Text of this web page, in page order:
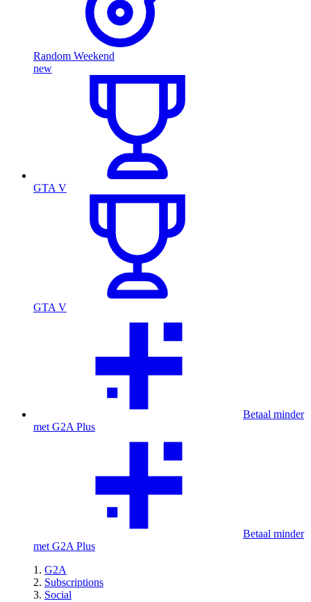
Random Weekend
new
GTA V
GTA V
Betaal minder
met G2A Plus
Betaal minder
met G2A Plus
G2A
Subscriptions
Social